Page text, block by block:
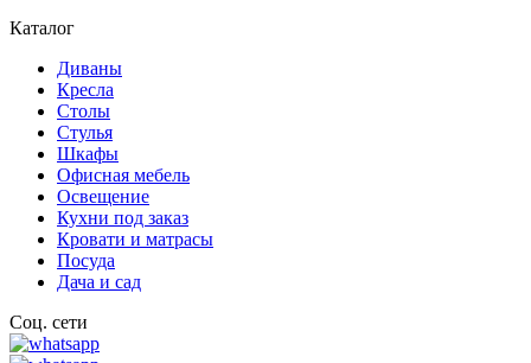
Каталог
Диваны
Кресла
Столы
Стулья
Шкафы
Офисная мебель
Освещение
Кухни под заказ
Кровати и матрасы
Посуда
Дача и сад
Соц. сети